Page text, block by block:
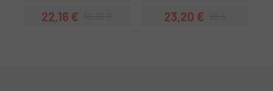
Precio
22,16 €Precio regular Precio
23,20 €Precio regular